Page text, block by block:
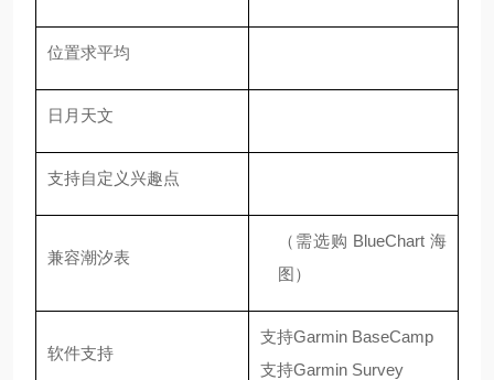
位置求平均
日月天文
支持自定义兴趣点
兼容潮汐表
（需选购 BlueChart 海
图）
软件支持
支持Garmin BaseCamp
支持Garmin Survey